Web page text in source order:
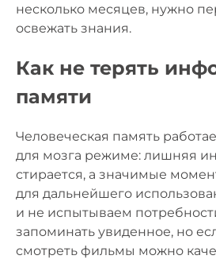
несколько месяцев, нужно
освежать знания.
Как не терять
памяти
Человеческая память
для мозга режиме: лишняя
стирается, а значимые
для дальнейшего
и не испытываем
запоминать увиденное, но
смотреть фильмы можно